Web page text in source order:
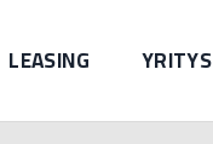
LEASING YRITYS